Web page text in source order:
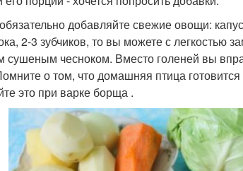
добавляйте свежие овощи:
2-3 зубчиков, то вы можете с
чесноком. Вместо голеней вы
о том, что домашняя птица
это при варке борща .